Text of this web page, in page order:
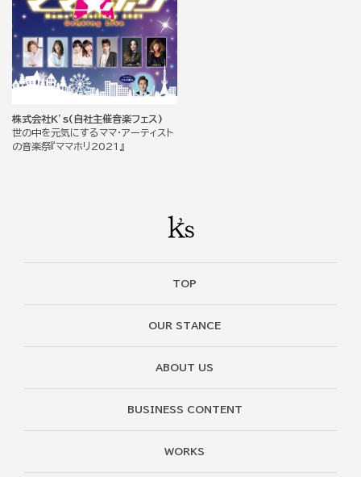
株式会社K’s(自社主催音楽フェス)
世の中を元気にするママ・アーティスト
の音楽祭『ママホリ2021』
TOP
OUR STANCE
ABOUT US
BUSINESS CONTENT
WORKS